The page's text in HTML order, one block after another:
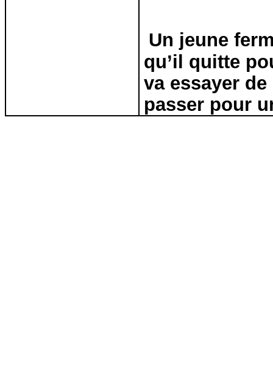
Un jeune
qu’il quitte
va essayer
passer pour